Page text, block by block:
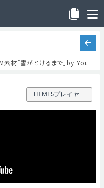
素材「雪がとけるまで」by You
HTML5プレイヤー